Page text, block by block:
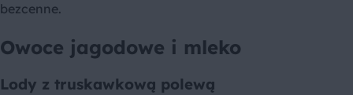
bezcenne.
Owoce jagodowe i mleko
Lody z truskawkową polewą